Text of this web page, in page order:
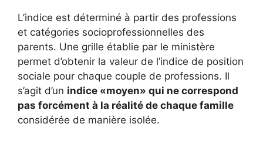
L’indice est déterminé à partir des professions
et catégories socioprofessionnelles des
parents. Une grille établie par le ministère
permet d’obtenir la valeur de l’indice de position
sociale pour chaque couple de professions. Il
s’agit d’un indice «moyen» qui ne correspond
pas forcément à la réalité de chaque famille
considérée de manière isolée.